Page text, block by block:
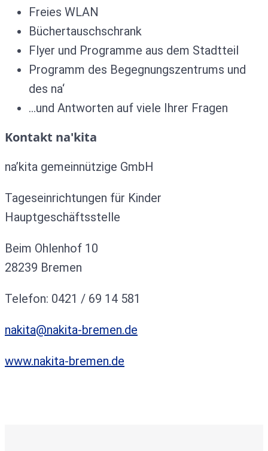
Freies WLAN
Büchertauschschrank
Flyer und Programme aus dem Stadtteil
Programm des Begegnungszentrums und
des na‘
…und Antworten auf viele Ihrer Fragen
Kontakt na'kita
na’kita gemeinnützige GmbH
Tageseinrichtungen für Kinder
Hauptgeschäftsstelle
Beim Ohlenhof 10
28239 Bremen
Telefon: 0421 / 69 14 581
nakita@nakita-bremen.de
www.nakita-bremen.de